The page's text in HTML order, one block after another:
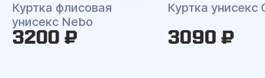
Куртка флисовая
унисекс Nebo
3200 ₽
Куртка унисекс
3090 ₽